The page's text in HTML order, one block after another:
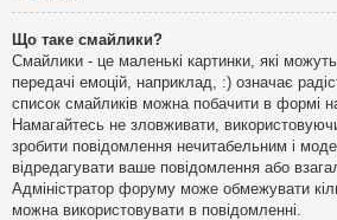
Що таке смайлики?
Смайлики - це маленькі картинки, які
передачі емоцій, наприклад, :) означає
список смайликів можна побачити в формі
Намагайтесь не зловживати,
зробити повідомлення нечитабельним і
відредагувати ваше повідомлення або
Адміністратор форуму може обмежувати
можна використовувати в повідомленні.